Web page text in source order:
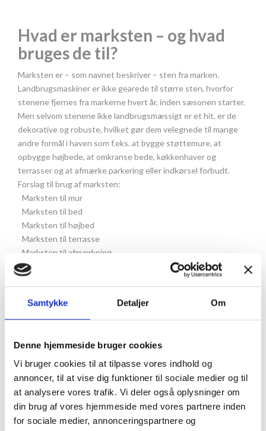
Samtykke Detaljer Om
Denne hjemmeside bruger cookies
Vi bruger cookies til at tilpasse vores indhold og
annoncer, til at vise dig funktioner til sociale medier og til
at analysere vores trafik. Vi deler også oplysninger om
din brug af vores hjemmeside med vores partnere inden
for sociale medier, annonceringspartnere og
Hvad er marksten – og hvad
bruges de til?
Marksten er – som navnet beskriver – sten fra marken.
Landbrugsmaskiner er ikke gearede til større sten, hvorfor
stenene fjernes fra markerne hvert år, inden sæsonen starter.
Men selvom stenene ikke landbrugsmæssigt er et hit, er de
dekorative og robuste, hvilket gør dem velegnede til mange
andre formål i haven som f.eks. at bygge støttemure, at
opbygge højbede, at omkranse bede, køkkenhaver og
terrasser og at afmærke parkering eller indkørsel forbudt.
Forslag til brug af marksten:
Marksten til mur
Marksten til bed
Marksten til højbed
Marksten til terrasse
Marksten til afmærkning
Sådan bygges en mur af
marksten
Mure og støttemure af marksten bruges over hele verden og
byggemateriale og lette at stable. Nogle steder bruges en
mur af sten til læ, mens det andre steder bruges som støtte
og andre steder igen som hegn til kreaturer.
Når du skal bygge en mur i sten, er det mest optimale at bygge
af sten i 30-50 cm størrelse, mens det nederste lag sten bør
være betydeligt større, da ¼ af stenen skal graves ned. Det
anbefales at have en god portion sten i forskellige størrelser